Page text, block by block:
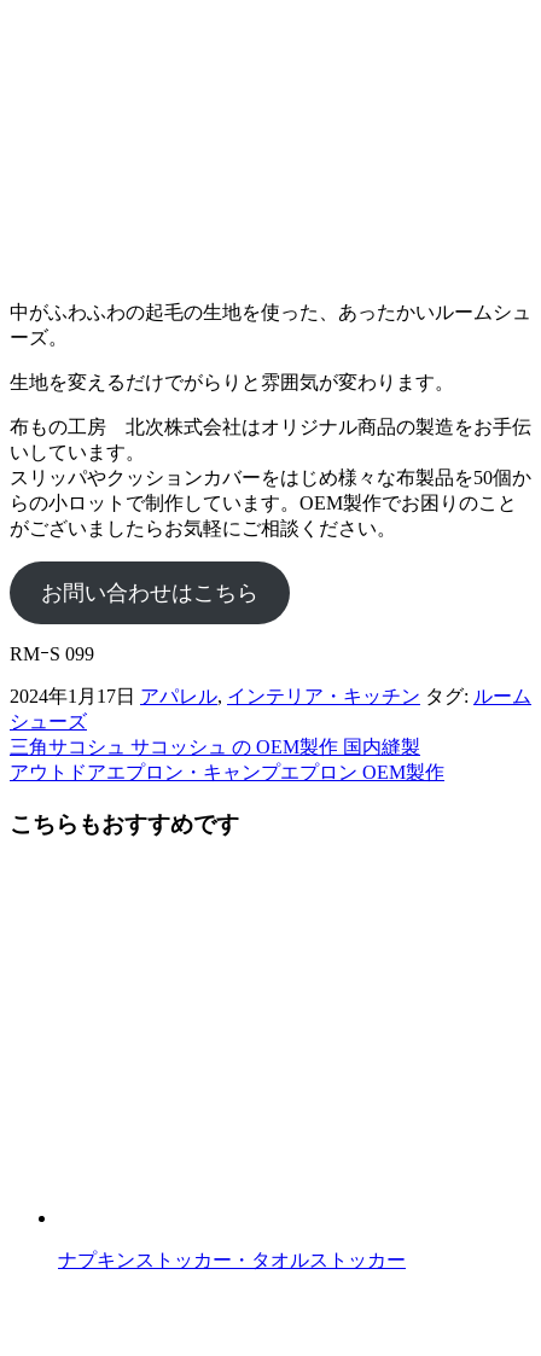
中がふわふわの起毛の生地を使った、あったかいルームシュ
ーズ。
生地を変えるだけでがらりと雰囲気が変わります。
布もの工房 北次株式会社はオリジナル商品の製造をお手伝
いしています。
スリッパやクッションカバーをはじめ様々な布製品を50個か
らの小ロットで制作しています。OEM製作でお困りのこと
がございましたらお気軽にご相談ください。
お問い合わせはこちら
RMｰS 099
2024年1月17日 アパレル, インテリア・キッチン タグ: ルーム
シューズ
前
後
の
三角サコシュ サコッシュ の OEM製作 国内縫製
アウトドアエプロン・キャンプエプロン OEM製作
こちらもおすすめです
ナプキンストッカー・タオルストッカー